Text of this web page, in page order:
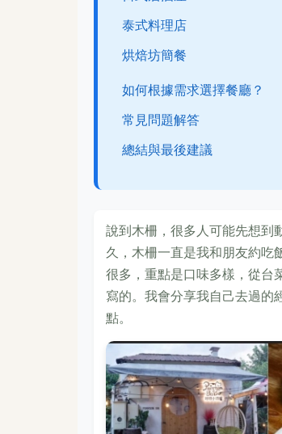
泰式料理店
烘焙坊簡餐
如何根據需求選擇餐廳？
常見問題解答
總結與最後建議
說到木柵，很多人可能先想到
久，木柵一直是我和朋友約吃
很多，重點是口味多樣，從台
寫的。我會分享我自己去過的
點。